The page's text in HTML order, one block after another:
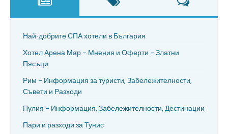
Най-добрите СПА хотели в България
Хотел Арена Мар – Мнения и Оферти – Златни
Пясъци
Рим – Информация за туристи, Забележителности,
Съвети и Разходи
Пулия – Информация, Забележителности, Дестинации
Пари и разходи за Тунис